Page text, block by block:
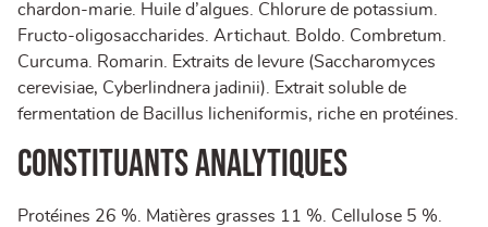
chardon-marie. Huile d’algues. Chlorure de potassium.
Fructo-oligosaccharides. Artichaut. Boldo. Combretum.
Curcuma. Romarin. Extraits de levure (Saccharomyces
cerevisiae, Cyberlindnera jadinii). Extrait soluble de
fermentation de Bacillus licheniformis, riche en protéines.
CONSTITUANTS ANALYTIQUES
Protéines 26 %. Matières grasses 11 %. Cellulose 5 %.